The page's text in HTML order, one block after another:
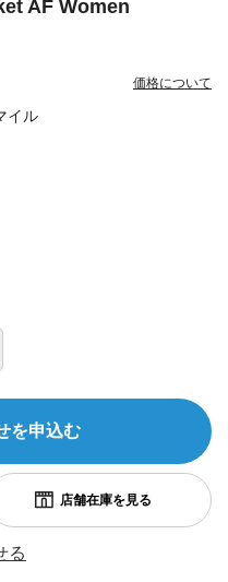
イル
AF Women
価格について
を申込む
る